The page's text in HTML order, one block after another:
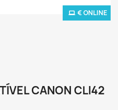
€ ONLINE
CANON CLI42